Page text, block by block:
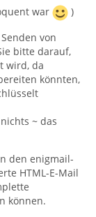
war
)
von
bitte darauf,
wird, da
könnten,
~ das
den enigmail-
HTML-E-Mail
können.